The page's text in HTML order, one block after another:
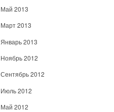
Май 2013
Март 2013
Январь 2013
Ноябрь 2012
Сентябрь 2012
Июль 2012
Май 2012